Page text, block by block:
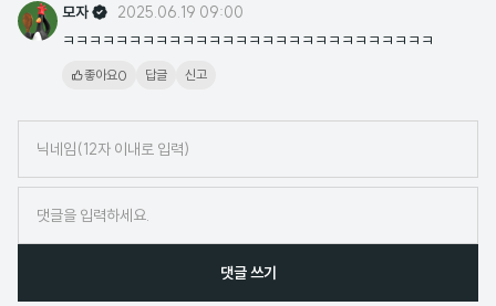
모자
2025.06.19 09:00
ㅋㅋㅋㅋㅋㅋㅋㅋㅋㅋㅋㅋㅋㅋㅋㅋㅋㅋㅋㅋㅋㅋㅋㅋㅋㅋㅋㅋ
좋아요0 답글 신고
임
댓글 쓰기